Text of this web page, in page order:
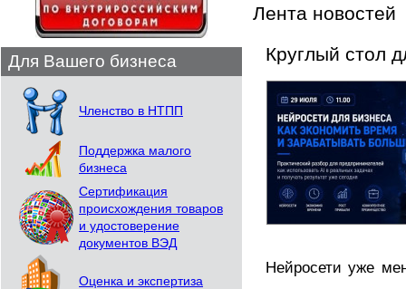
Для Вашего бизнеса
Членство в НТПП
Поддержка малого
бизнеса
Сертификация
происхождения товаров
и удостоверение
документов ВЭД
Оценка и экспертиза
Лента новостей
Круглый стол
Нейросети уже